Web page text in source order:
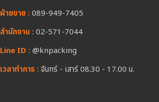
ฝ่ายขาย :089-949-7405
สำนักงาน :02-571-7044
Line ID :@knpacking
เวลาทำการ :จันทร์ - เสาร์ 08.30 - 17.00 น.